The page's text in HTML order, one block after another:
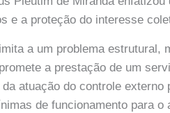
e a proteção do interesse
a um problema estrutural,
a prestação de um
atuação do controle externo
de funcionamento para o